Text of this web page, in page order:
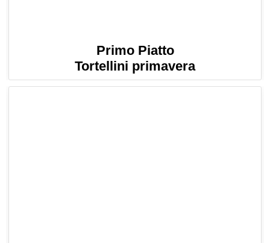
Primo Piatto
Tortellini primavera